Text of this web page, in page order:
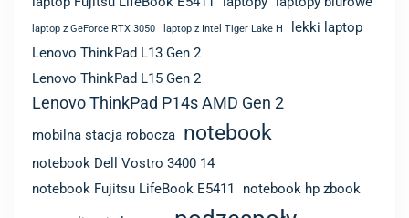
laptop z GeForce RTX 3050 laptop z Intel Tiger Lake H
lekki laptop
Lenovo ThinkPad L13 Gen 2
Lenovo ThinkPad L15 Gen 2
Lenovo ThinkPad P14s AMD Gen 2
mobilna stacja robocza notebook
notebook Dell Vostro 3400 14
notebook Fujitsu LifeBook E5411
notebook hp zbook